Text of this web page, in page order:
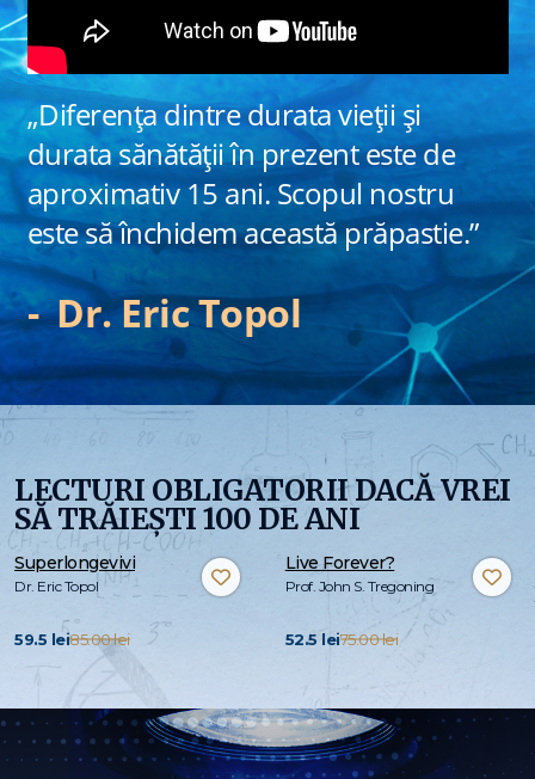
„Diferența dintre durata vieții și
durata sănătății în prezent este de
aproximativ 15 ani. Scopul nostru
este să închidem această prăpastie.”
- Dr. Eric Topol
LECTURI OBLIGATORII DACĂ VREI
SĂ TRĂIEȘTI 100 DE ANI
Superlongevivi
Dr. Eric Topol
59.5 lei85.00 lei
Live Forever?
Prof. John S. Tregoning
52.5 lei75.00 lei